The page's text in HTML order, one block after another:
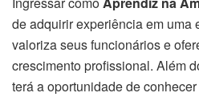
de adquirir experiência em uma
valoriza seus funcionários e
crescimento profissional. Além
terá a oportunidade de